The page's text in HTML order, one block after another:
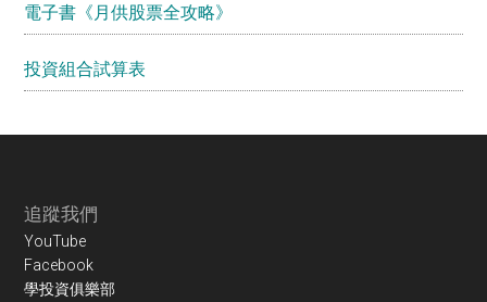
電子書《月供股票全攻略》
投資組合試算表
Footer
追蹤我們
YouTube
Facebook
學投資俱樂部